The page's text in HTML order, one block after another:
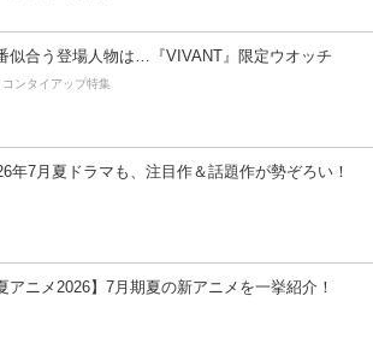
似合う登場人物は…『VIVANT』限定ウオッチ
コンタイアップ特集
年7月夏ドラマも、注目作＆話題作が勢ぞろい！
アニメ2026】7月期夏の新アニメを一挙紹介！